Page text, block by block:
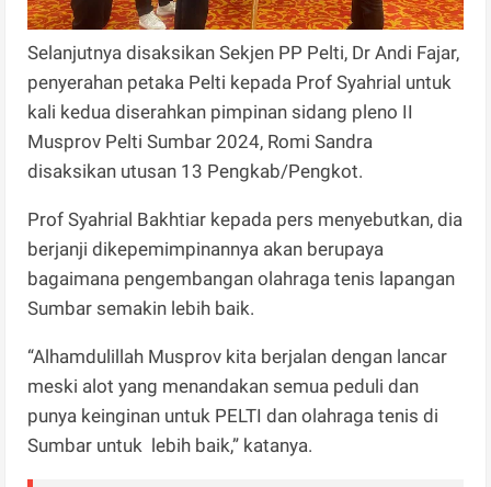
Selanjutnya disaksikan Sekjen PP Pelti, Dr Andi Fajar,
penyerahan petaka Pelti kepada Prof Syahrial untuk
kali kedua diserahkan pimpinan sidang pleno II
Musprov Pelti Sumbar 2024, Romi Sandra
disaksikan utusan 13 Pengkab/Pengkot.
Prof Syahrial Bakhtiar kepada pers menyebutkan, dia
berjanji dikepemimpinannya akan berupaya
bagaimana pengembangan olahraga tenis lapangan
Sumbar semakin lebih baik.
“Alhamdulillah Musprov kita berjalan dengan lancar
meski alot yang menandakan semua peduli dan
punya keinginan untuk PELTI dan olahraga tenis di
Sumbar untuk lebih baik,” katanya.